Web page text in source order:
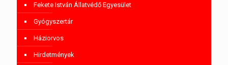
Fekete István Állatvédő Egyesület
Gyógyszertár
Háziorvos
Hirdetmények